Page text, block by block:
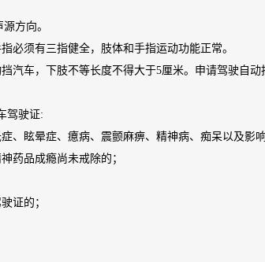
方向。
必须有三指健全，肢体和手指运动功能正常。
汽车，下肢不等长度不得大于5厘米。申请驾驶自动
驾驶证:
、眩晕症、癔病、震颤麻痹、精神病、痴呆以及影
药品成瘾尚未戒除的；
证的；